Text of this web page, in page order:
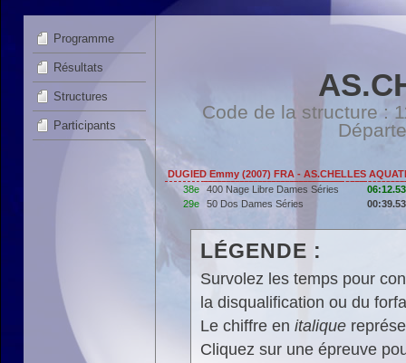
Programme
Résultats
Structures
Participants
Code de la structure :
DUGIED Emmy (2007) FRA - AS.CHELLES
38e
400 Nage Libre Dames Séries
06:12.53
29e
50 Dos Dames Séries 00:39.53
LÉGENDE :
Survolez les temps pour
la disqualification ou du
Le chiffre en italique
Cliquez sur une épreuve